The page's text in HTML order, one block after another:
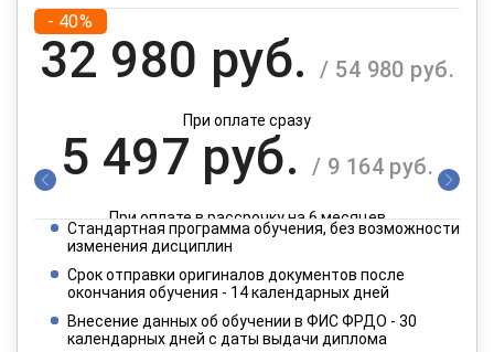
- 40%
32 980 руб. / 54 980 руб.
При оплате сразу
5 497 руб. / 9 164 руб.
При оплате в рассрочку на 6 месяцев
2 749 руб.
При оплате в рассрочку на 12 месяцев
Стандартная программа обучения, без возможности
изменения дисциплин
Срок отправки оригиналов документов после
окончания обучения - 14 календарных дней
Внесение данных об обучении в ФИС ФРДО - 30
календарных дней с даты выдачи диплома